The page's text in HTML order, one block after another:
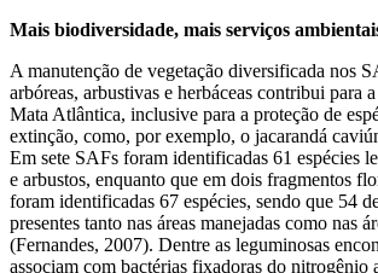
Mais biodiversidade, mais serviços
A manutenção de vegetação diversificada nos
arbóreas, arbustivas e herbáceas contribui para
Mata Atlântica, inclusive para a proteção de
extinção, como, por exemplo, o jacarandá
Em sete SAFs foram identificadas 61 espécies
e arbustos, enquanto que em dois fragmentos
foram identificadas 67 espécies, sendo que 54
presentes tanto nas áreas manejadas como nas
(Fernandes, 2007). Dentre as leguminosas
associam com bactérias fixadoras do nitrogênio